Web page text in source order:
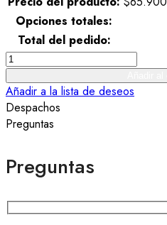
Opciones totales:
Total del pedido:
Canasta
Roja
2
quantity
Añadir a la lista de deseos
Despachos
Preguntas
Preguntas